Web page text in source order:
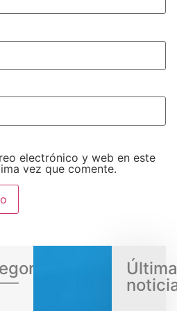
electrónico y web en este
vez que comente.